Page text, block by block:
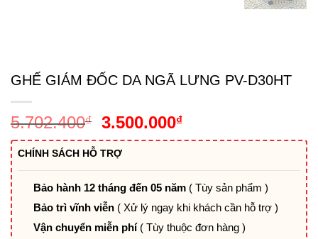
GHẾ GIÁM ĐỐC DA NGÃ LƯNG PV-D30HT
5.702.400₫
Giá
gốc
là:
5.702.400₫.
3.500.000₫Giá
hiện
là:
3.500.000₫.
CHÍNH SÁCH HỖ TRỢ
Bảo hành 12 tháng đến 05 năm ( Tùy sản phẩm )
Bảo trì vĩnh viễn ( Xử lý ngay khi khách cần hỗ trợ )
Vận chuyển miễn phí ( Tùy thuộc đơn hàng )